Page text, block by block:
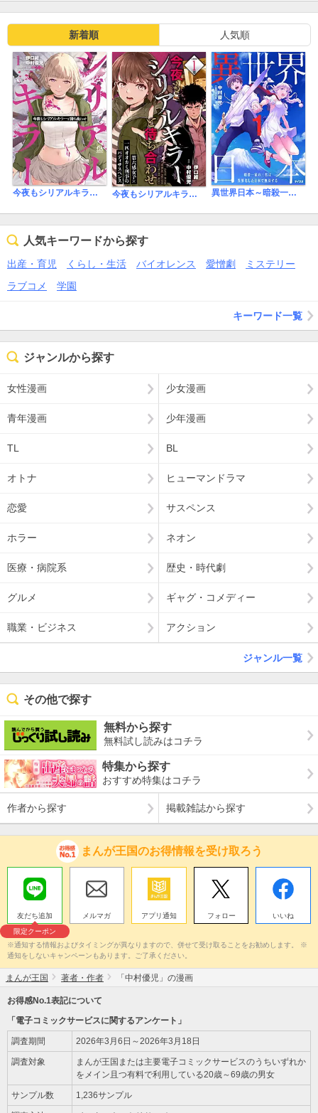
新着順 人気順
今夜もシリアルキラーと待ち合わせ 今夜もシリアルキラーと待ち合わせ 分冊版 異世界日本～暗殺一家の三男は異界化した日本で無双する～【コミックス版】
人気キーワードから探す
出産・育児 くらし・生活 バイオレンス 愛憎劇
ミステリー
ラブコメ
学園
キーワード一覧
ジャンルから探す
女性漫画 少女漫画
青年漫画 少年漫画
TL BL
オトナ ヒューマンドラマ
恋愛 サスペンス
ホラー ネオン
医療・病院系 歴史・時代劇
グルメ ギャグ・コメディー
職業・ビジネス アクション
ジャンル一覧
その他で探す
無料から探す
無料試し読みはコチラ
特集から探す
おすすめ特集はコチラ
作者から探す 掲載雑誌から探す
まんが王国のお得情報を受け取ろう
友だち追加
限定クーポン
メルマガ アプリ通知 フォロー いいね
※通知する情報およびタイミングが異なりますので、併せて受け取ることをお勧めします。 ※
通知をしないキャンペーンもあります。ご了承ください。
まんが王国 著者・作者 「中村優児」の漫画
お得感No.1表記について
「電子コミックサービスに関するアンケート」
調査期間 2026年3月6日～2026年3月18日
調査対象
まんが王国または主要電子コミックサービスのうちいずれか
をメイン且つ有料で利用している20歳～69歳の男女
サンプル数 1,236サンプル